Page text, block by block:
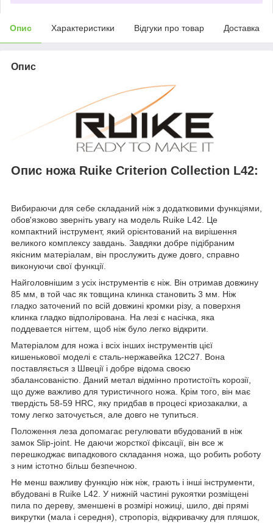
Опис Характеристики Відгуки про товар Доставка
Опис
Опис ножа Ruike Criterion Collection L42:
Вибираючи для себе складаний ніж з додатковими функціями,
обов'язково зверніть увагу на модель Ruike L42. Це
компактний інструмент, який орієнтований на вирішення
великого комплексу завдань. Завдяки добре підібраним
якісним матеріалам, він прослужить дуже довго, справно
виконуючи свої функції.
Найголовнішим з усіх інструментів є ніж. Він отримав довжину
85 мм, в той час як товщина клинка становить 3 мм. Ніж
гладко заточений по всій довжині кромки різу, а поверхня
клинка гладко відполірована. На лезі є насічка, яка
поддевается нігтем, щоб ніж було легко відкрити.
Матеріалом для ножа і всіх інших інструментів цієї
кишенькової моделі є сталь-нержавейка 12С27. Вона
поставляється з Швеції і добре відома своєю
збалансованістю. Даний метал відмінно протистоїть корозії,
що дуже важливо для туристичного ножа. Крім того, він має
твердість 58-59 HRC, яку придбав в процесі криозакалки, а
тому легко заточується, але довго не тупиться.
Положення леза допомагає регулювати вбудований в ніж
замок Slip-joint. Не даючи жорсткої фіксації, він все ж
перешкоджає випадкового складання ножа, що робить роботу
з ним істотно більш безпечною.
Не менш важливу функцію ніж ніж, грають і інші інструменти,
вбудовані в Ruike L42. У нижній частині рукоятки розміщені
пила по дереву, зменшені в розмірі ножиці, шило, дві прямі
викрутки (мала і середня), стропоріз, відкривачку для пляшок,